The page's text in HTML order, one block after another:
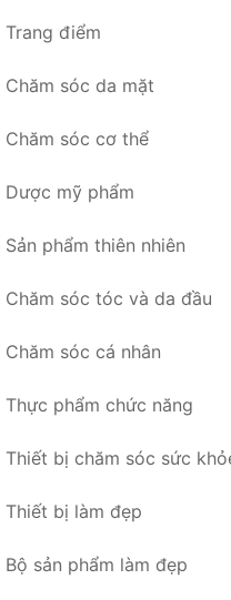
Trang điểm
Chăm sóc da mặt
Chăm sóc cơ thể
Dược mỹ phẩm
Sản phẩm thiên nhiên
Chăm sóc tóc và da đầu
Chăm sóc cá nhân
Thực phẩm chức năng
Thiết bị chăm sóc sức
Thiết bị làm đẹp
Bộ sản phẩm làm đẹp